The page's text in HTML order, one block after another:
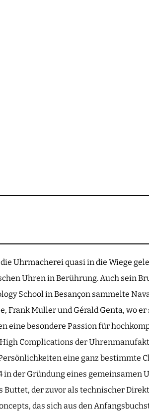
Uhrmacherei quasi in die Wiege
Uhren in Berührung. Auch sein
School in Besançon sammelte
Frank Muller und Gérald Genta, wo
eine besondere Passion für
Complications der
eine ganz bestimmte
der Gründung eines gemeinsamen
der zuvor als technischer
das sich aus den